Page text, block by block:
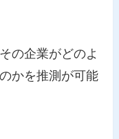
の企業がどのよ
かを推測が可能